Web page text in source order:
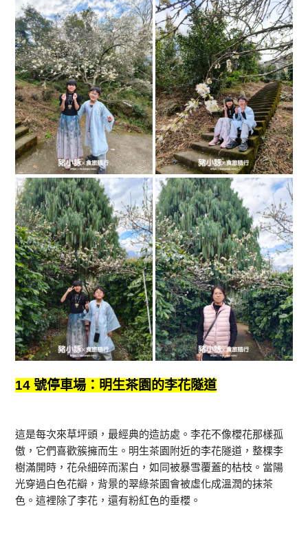
14 號停車場：明生茶園的李花隧道
這是每次來草坪頭，最經典的造訪處。李花不像櫻花那樣孤
傲，它們喜歡簇擁而生。明生茶園附近的李花隧道，整棵李
樹滿開時，花朵細碎而潔白，如同被暴雪覆蓋的枯枝。當陽
光穿過白色花瓣，背景的翠綠茶園會被虛化成溫潤的抹茶
色。這裡除了李花，還有粉紅色的垂櫻。